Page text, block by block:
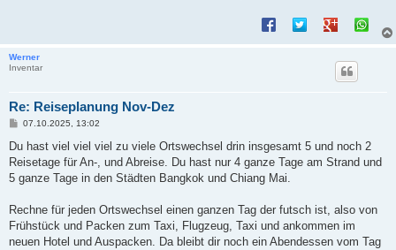
Werner
Inventar
Re: Reiseplanung Nov-Dez
B
r
a
g
07.10.2025, 13:02
Du hast viel viel viel zu viele Ortswechsel drin insgesamt 5 und noch 2
Reisetage für An-, und Abreise. Du hast nur 4 ganze Tage am Strand und
5 ganze Tage in den Städten Bangkok und Chiang Mai.
Rechne für jeden Ortswechsel einen ganzen Tag der futsch ist, also von
Frühstück und Packen zum Taxi, Flugzeug, Taxi und ankommen im
neuen Hotel und Auspacken. Da bleibt dir noch ein Abendessen vom Tag